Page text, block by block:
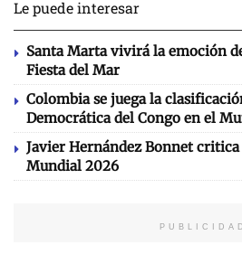
Le puede interesar
Santa Marta vivirá la emoción
Fiesta del Mar
Colombia se juega la
Democrática del Congo en el
Javier Hernández Bonnet
Mundial 2026
PUBLICIDAD